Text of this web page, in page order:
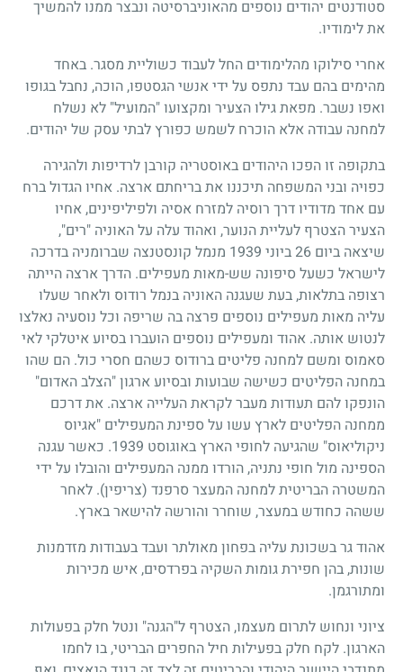
סטודנטים יהודים נוספים מהאוניברסיטה ונבצר ממנו להמשיך
את לימודיו.
אחרי סילוקו מהלימודים החל לעבוד כשוליית מסגר. באחד
מהימים בהם עבד נתפס על ידי אנשי הגסטפו, הוכה, נחבל בגופו
ואפו נשבר. מפאת גילו הצעיר ומקצועו "המועיל" לא נשלח
למחנה עבודה אלא הוכרח לשמש כפורץ לבתי עסק של יהודים.
בתקופה זו הפכו היהודים באוסטריה קורבן לרדיפות ולהגירה
כפויה ובני המשפחה תיכננו את בריחתם ארצה. אחיו הגדול ברח
עם אחד מדודיו דרך רוסיה למזרח אסיה ולפיליפינים, אחיו
הצעיר הצטרף לעליית הנוער, ואהוד עלה על האוניה "רים",
שיצאה ביום 26 ביוני 1939 מנמל קונסטנצה שברומניה בדרכה
לישראל כשעל סיפונה שש-מאות מעפילים. הדרך ארצה הייתה
רצופה בתלאות, בעת שעגנה האוניה בנמל רודוס ולאחר שעלו
עליה מאות מעפילים נוספים פרצה בה שריפה וכל נוסעיה נאלצו
לנטוש אותה. אהוד ומעפילים נוספים הועברו בסיוע איטלקי לאי
סאמוס ומשם למחנה פליטים ברודוס כשהם חסרי כול. הם שהו
במחנה הפליטים כשישה שבועות ובסיוע ארגון "הצלב האדום"
הונפקו להם תעודות מעבר לקראת העלייה ארצה. את דרכם
ממחנה הפליטים לארץ עשו על ספינת המעפילים "אגיוס
ניקוליאוס" שהגיעה לחופי הארץ באוגוסט 1939. כאשר עגנה
הספינה מול חופי נתניה, הורדו ממנה המעפילים והובלו על ידי
המשטרה הבריטית למחנה המעצר סרפנד (צריפין). לאחר
ששהה כחודש במעצר, שוחרר והורשה להישאר בארץ.
אהוד גר בשכונת עליה בפחון מאולתר ועבד בעבודות מזדמנות
שונות, בהן חפירת גומות השקיה בפרדסים, איש מכירות
ומתורגמן.
ציוני ונחוש לתרום מעצמו, הצטרף ל"הגנה" ונטל חלק בפעולות
הארגון. לקח חלק בפעילות חיל החפרים הבריטי, בו לחמו